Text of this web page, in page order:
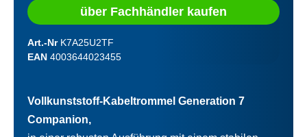
über Fachhändler kaufen
Art.-Nr K7A25U2TF
EAN 4003644023455
Vollkunststoff-Kabeltrommel Generation 7
Companion,